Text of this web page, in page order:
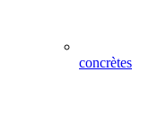
concrètes